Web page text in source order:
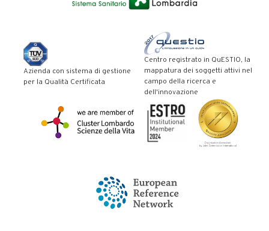
Azienda con sistema di gestione
per la Qualità Certificata
Centro registrato in QuESTIO, la
mappatura dei soggetti attivi nel
campo della ricerca e
dell'innovazione